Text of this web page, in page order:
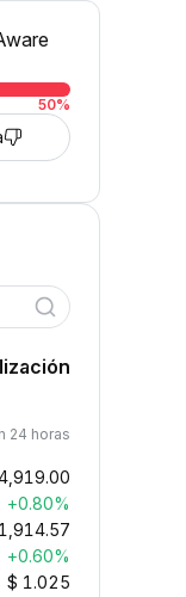
50%
24 horas
+0.80%
1,914.57
+0.60%
$ 1.025